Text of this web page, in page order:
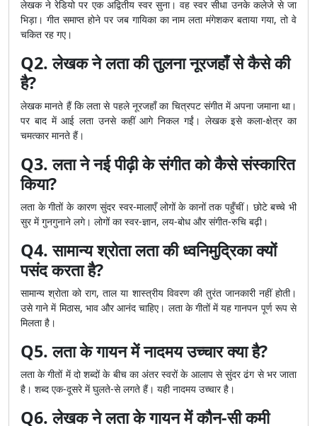
लेखक ने रेडियो पर एक अद्वितीय स्वर सुना। वह स्वर सीधा उनके कलेजे से जा
भिड़ा। गीत समाप्त होने पर जब गायिका का नाम लता मंगेशकर बताया गया, तो वे
चकित रह गए।
Q2. लेखक ने लता की तुलना नूरजहाँ से कैसे की
है?
लेखक मानते हैं कि लता से पहले नूरजहाँ का चित्रपट संगीत में अपना जमाना था।
पर बाद में आई लता उनसे कहीं आगे निकल गईं। लेखक इसे कला-क्षेत्र का
चमत्कार मानते हैं।
Q3. लता ने नई पीढ़ी के संगीत को कैसे संस्कारित
किया?
लता के गीतों के कारण सुंदर स्वर-मालाएँ लोगों के कानों तक पहुँचीं। छोटे बच्चे भी
सुर में गुनगुनाने लगे। लोगों का स्वर-ज्ञान, लय-बोध और संगीत-रुचि बढ़ी।
Q4. सामान्य श्रोता लता की ध्वनिमुद्रिका क्यों
पसंद करता है?
सामान्य श्रोता को राग, ताल या शास्त्रीय विवरण की तुरंत जानकारी नहीं होती।
उसे गाने में मिठास, भाव और आनंद चाहिए। लता के गीतों में यह गानपन पूर्ण रूप से
मिलता है।
Q5. लता के गायन में नादमय उच्चार क्या है?
लता के गीतों में दो शब्दों के बीच का अंतर स्वरों के आलाप से सुंदर ढंग से भर जाता
है। शब्द एक-दूसरे में घुलते-से लगते हैं। यही नादमय उच्चार है।
Q6. लेखक ने लता के गायन में कौन-सी कमी